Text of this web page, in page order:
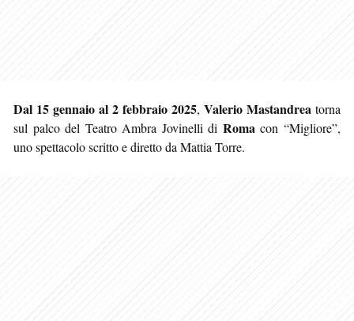
Dal 15 gennaio al 2 febbraio 2025, Valerio Mastandrea torna
sul palco del Teatro Ambra Jovinelli di Roma con “Migliore”,
uno spettacolo scritto e diretto da Mattia Torre.